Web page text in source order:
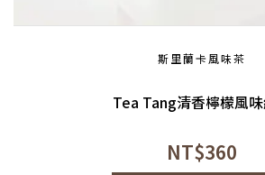
斯里蘭卡風味茶
Tea Tang清香檸檬風
NT$360